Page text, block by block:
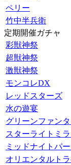
ペリー
竹中半兵衛
定期開催ガチャ
彩獣神祭
超獣神祭
激獣神祭
モンコレDX
レッドスターズ
水の遊宴
グリーンファン
スターライトミラ
ミッドナイトパ
オリエンタルト